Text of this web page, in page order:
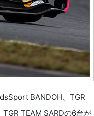
BANDOH、TGR
TEAM SARDの6台が